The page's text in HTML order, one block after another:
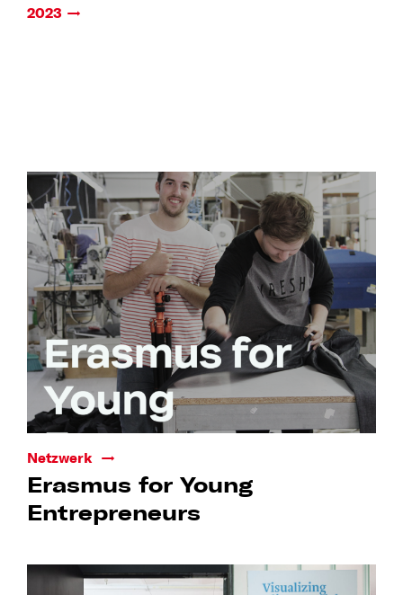
2023
Netzwerk
Erasmus for Young
Entrepreneurs